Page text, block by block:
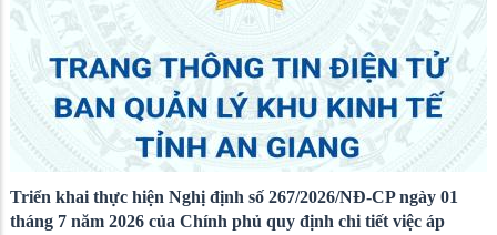
Triển khai thực hiện Nghị định số 267/2026/NĐ-CP ngày 01
tháng 7 năm 2026 của Chính phủ quy định chi tiết việc áp